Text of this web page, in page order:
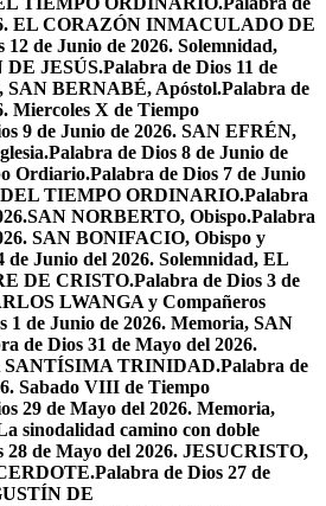
EL CORAZÓN INMACULADO DE
12 de Junio de 2026. Solemnidad,
JESÚS.Palabra de Dios 11 de
SAN BERNABÉ, Apóstol.Palabra de
Miercoles X de Tiempo
9 de Junio de 2026. SAN EFRÉN,
Palabra de Dios 8 de Junio de
Ordiario.Palabra de Dios 7 de Junio
TIEMPO ORDINARIO.Palabra
NORBERTO, Obispo.Palabra
SAN BONIFACIO, Obispo y
de Junio del 2026. Solemnidad, EL
DE CRISTO.Palabra de Dios 3 de
LWANGA y Compañeros
1 de Junio de 2026. Memoria, SAN
de Dios 31 de Mayo del 2026.
TRINIDAD.Palabra de
Sabado VIII de Tiempo
29 de Mayo del 2026. Memoria,
sinodalidad camino con doble
28 de Mayo del 2026. JESUCRISTO,
Palabra de Dios 27 de
DE